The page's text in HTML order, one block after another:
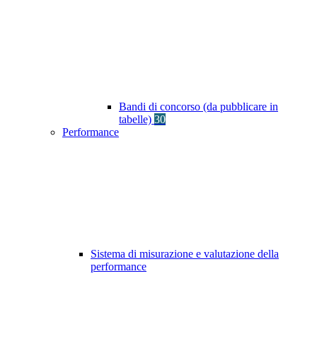
Bandi di concorso (da pubblicare in
tabelle) 30
Performance
Sistema di misurazione e valutazione della
performance